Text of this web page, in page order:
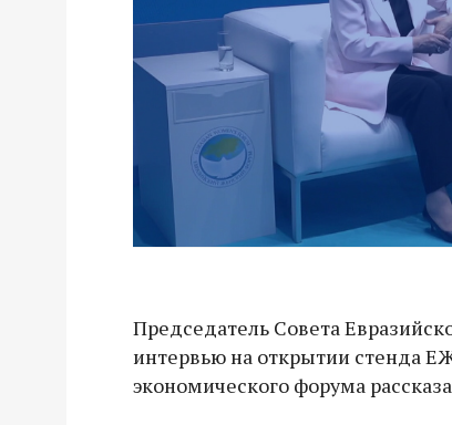
Председатель Совета
интервью на открытии стенда
экономического форума